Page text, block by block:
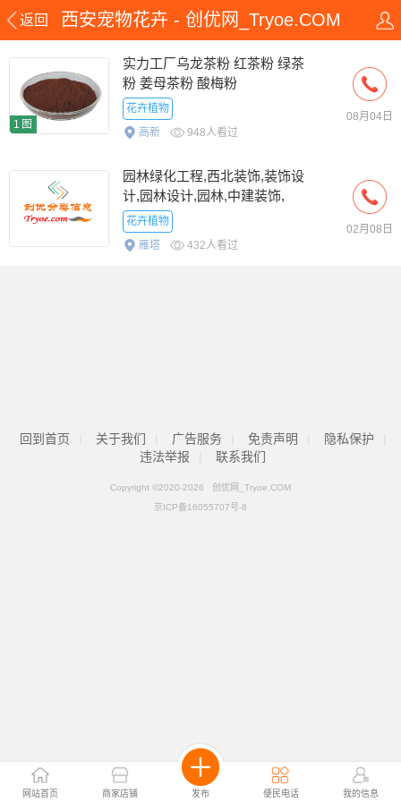
返回 西安宠物花卉 - 创优网_Tryoe.COM
网站首页 商家店铺 发布 便民电话 我的信息
1图
实力工厂乌龙茶粉 红茶粉 绿茶
粉 姜母茶粉 酸梅粉
花卉植物
高新
948人看过
08月04日
园林绿化工程,西北装饰,装饰设
计,园林设计,园林,中建装饰,
花卉植物
雁塔
432人看过
02月08日
回到首页 关于我们 广告服务 免责声明 隐私保护
违法举报
联系我们
Copyright ©2020-2026 创优网_Tryoe.COM
京ICP备16055707号-8